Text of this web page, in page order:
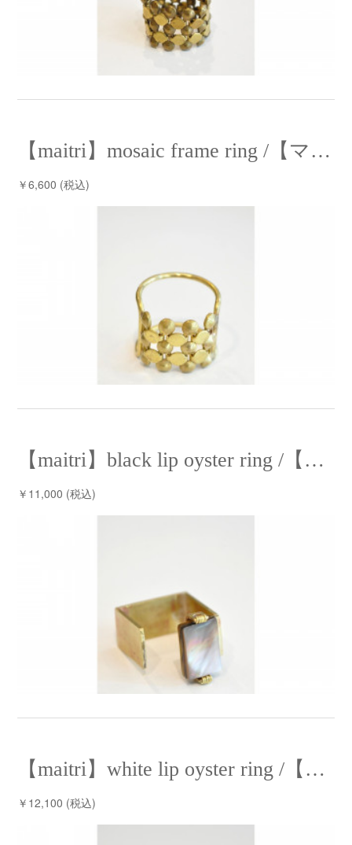
【maitri】mosaic frame ring /【マイトリー】モザイクフレームリング
￥6,600 (税込)
【maitri】black lip oyster ring /【マイトリー】黒蝶貝リング
￥11,000 (税込)
【maitri】white lip oyster ring /【マイトリー】白蝶貝リング
￥12,100 (税込)